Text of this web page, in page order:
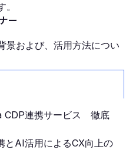
ー
景および、活用方法につい
CDP連携サービス 徹底
とAI活用によるCX向上の